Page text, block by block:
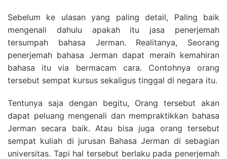
Sebelum ke ulasan yang paling detail, Paling baik
mengenali dahulu apakah itu jasa penerjemah
tersumpah bahasa Jerman. Realitanya, Seorang
penerjemah bahasa Jerman dapat meraih kemahiran
bahasa itu via bermacam cara. Contohnya orang
tersebut sempat kursus sekaligus tinggal di negara itu.
Tentunya saja dengan begitu, Orang tersebut akan
dapat peluang mengenali dan mempraktikkan bahasa
Jerman secara baik. Atau bisa juga orang tersebut
sempat kuliah di jurusan Bahasa Jerman di sebagian
universitas. Tapi hal tersebut berlaku pada penerjemah